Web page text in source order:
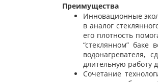
Преимущества
Инновационные
в аналог
его плотность
“стеклянном”
водонагревателя,
длительную работу
Сочетание